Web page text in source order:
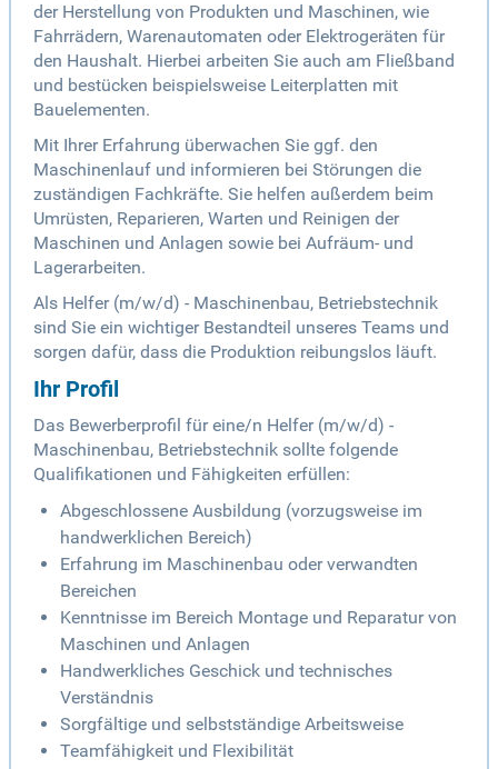
der Herstellung von Produkten und Maschinen, wie
Fahrrädern, Warenautomaten oder Elektrogeräten für
den Haushalt. Hierbei arbeiten Sie auch am Fließband
und bestücken beispielsweise Leiterplatten mit
Bauelementen.
Mit Ihrer Erfahrung überwachen Sie ggf. den
Maschinenlauf und informieren bei Störungen die
zuständigen Fachkräfte. Sie helfen außerdem beim
Umrüsten, Reparieren, Warten und Reinigen der
Maschinen und Anlagen sowie bei Aufräum- und
Lagerarbeiten.
Als Helfer (m/w/d) - Maschinenbau, Betriebstechnik
sind Sie ein wichtiger Bestandteil unseres Teams und
sorgen dafür, dass die Produktion reibungslos läuft.
Ihr Profil
Das Bewerberprofil für eine/n Helfer (m/w/d) -
Maschinenbau, Betriebstechnik sollte folgende
Qualifikationen und Fähigkeiten erfüllen:
Abgeschlossene Ausbildung (vorzugsweise im
handwerklichen Bereich)
Erfahrung im Maschinenbau oder verwandten
Bereichen
Kenntnisse im Bereich Montage und Reparatur von
Maschinen und Anlagen
Handwerkliches Geschick und technisches
Verständnis
Sorgfältige und selbstständige Arbeitsweise
Teamfähigkeit und Flexibilität